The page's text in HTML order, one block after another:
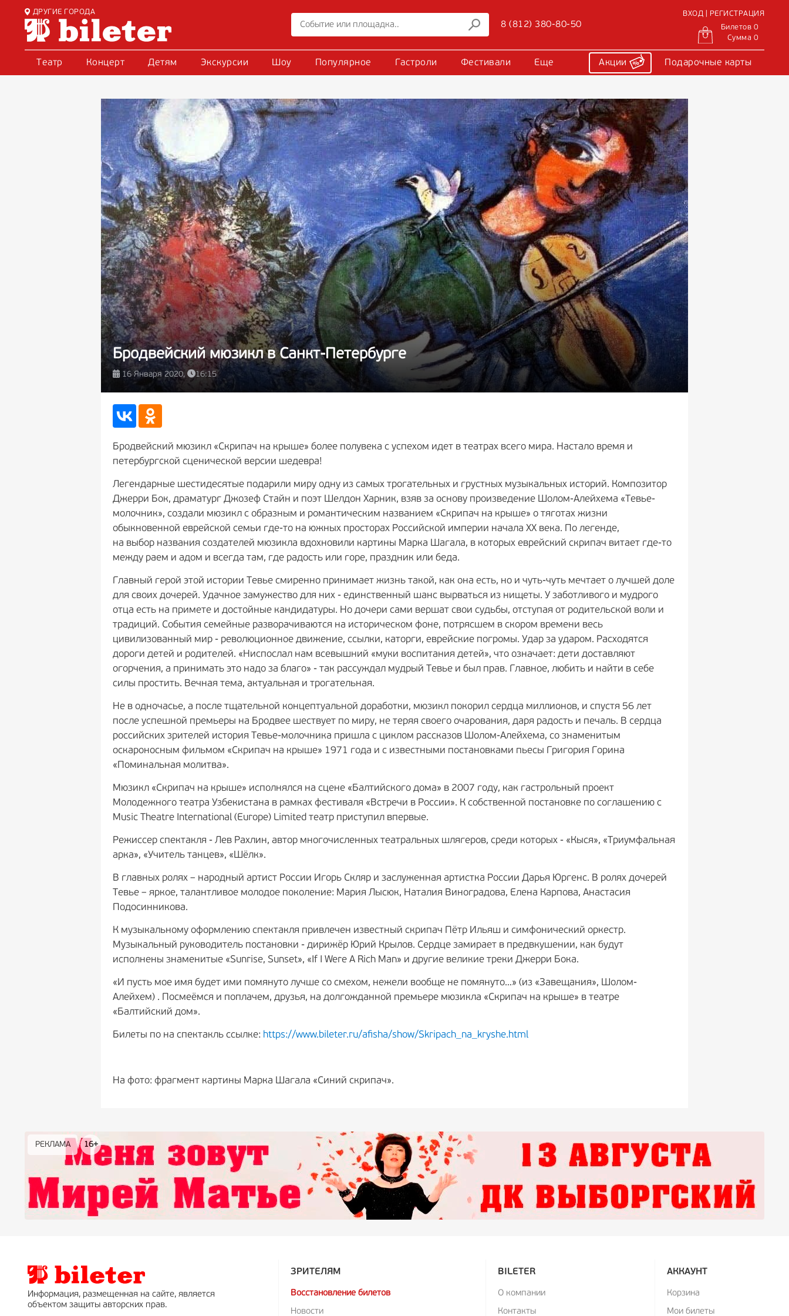
ДРУГИЕ ГОРОДА
8 (812) 380-80-50
ВХОД | РЕГИСТРАЦИЯ
Билетов 0
Сумма 0
Театр Концерт Детям Экскурсии Шоу Популярное Гастроли Фестивали Еще Акции Подарочные карты
Бродвейский мюзикл в Санкт-Петербурге
16 Января 2020, 16:15
Бродвейский мюзикл «Скрипач на крыше» более полувека с успехом идет в театрах всего мира. Настало время и
петербургской сценической версии шедевра!
Легендарные шестидесятые подарили миру одну из самых трогательных и грустных музыкальных историй. Композитор
Джерри Бок, драматург Джозеф Стайн и поэт Шелдон Харник, взяв за основу произведение Шолом-Алейхема «Тевье-
молочник», создали мюзикл с образным и романтическим названием «Скрипач на крыше» о тяготах жизни
обыкновенной еврейской семьи где-то на южных просторах Российской империи начала ХХ века. По легенде,
на выбор названия создателей мюзикла вдохновили картины Марка Шагала, в которых еврейский скрипач витает где-то
между раем и адом и всегда там, где радость или горе, праздник или беда.
Главный герой этой истории Тевье смиренно принимает жизнь такой, как она есть, но и чуть-чуть мечтает о лучшей доле
для своих дочерей. Удачное замужество для них - единственный шанс вырваться из нищеты. У заботливого и мудрого
отца есть на примете и достойные кандидатуры. Но дочери сами вершат свои судьбы, отступая от родительской воли и
традиций. События семейные разворачиваются на историческом фоне, потрясшем в скором времени весь
цивилизованный мир - революционное движение, ссылки, каторги, еврейские погромы. Удар за ударом. Расходятся
дороги детей и родителей. «Ниспослал нам всевышний «муки воспитания детей», что означает: дети доставляют
огорчения, а принимать это надо за благо» - так рассуждал мудрый Тевье и был прав. Главное, любить и найти в себе
силы простить. Вечная тема, актуальная и трогательная.
Не в одночасье, а после тщательной концептуальной доработки, мюзикл покорил сердца миллионов, и спустя 56 лет
после успешной премьеры на Бродвее шествует по миру, не теряя своего очарования, даря радость и печаль. В сердца
российских зрителей история Тевье-молочника пришла с циклом рассказов Шолом-Алейхема, со знаменитым
оскароносным фильмом «Скрипач на крыше» 1971 года и с известными постановками пьесы Григория Горина
«Поминальная молитва».
Мюзикл «Скрипач на крыше» исполнялся на сцене «Балтийского дома» в 2007 году, как гастрольный проект
Молодежного театра Узбекистана в рамках фестиваля «Встречи в России». К собственной постановке по соглашению с
Music Theatre International (Europe) Limited театр приступил впервые.
Режиссер спектакля - Лев Рахлин, автор многочисленных театральных шлягеров, среди которых - «Кыся», «Триумфальная
арка», «Учитель танцев», «Шёлк».
В главных ролях – народный артист России Игорь Скляр и заслуженная артистка России Дарья Юргенс. В ролях дочерей
Тевье – яркое, талантливое молодое поколение: Мария Лысюк, Наталия Виноградова, Елена Карпова, Анастасия
Подосинникова.
К музыкальному оформлению спектакля привлечен известный скрипач Пётр Ильяш и симфонический оркестр.
Музыкальный руководитель постановки - дирижёр Юрий Крылов. Сердце замирает в предвкушении, как будут
исполнены знаменитые «Sunrise, Sunset», «If I Were A Rich Man» и другие великие треки Джерри Бока.
«И пусть мое имя будет ими помянуто лучше со смехом, нежели вообще не помянуто…» (из «Завещания», Шолом-
Алейхем) . Посмеёмся и поплачем, друзья, на долгожданной премьере мюзикла «Скрипач на крыше» в театре
«Балтийский дом».
Билеты по на спектакль ссылке: https://www.bileter.ru/afisha/show/Skripach_na_kryshe.html
На фото: фрагмент картины Марка Шагала «Синий скрипач».
РЕКЛАМА 16+
РЕКЛАМА 16+
РЕКЛАМА 12+
РЕКЛАМА
РЕКЛАМА 0+
РЕКЛАМА 18+
Информация, размещенная на сайте, является
объектом защиты авторских прав.
ЗРИТЕЛЯМ
Восстановление билетов
Новости
BILETER
О компании
Контакты
АККАУНТ
Корзина
Мои билеты